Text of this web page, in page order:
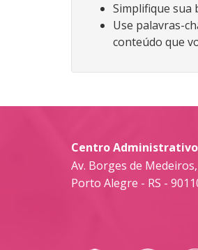
Simplifique sua
Use palavras-
conteúdo que
Centro Administrativo
Av. Borges de
Porto Alegre - RS -